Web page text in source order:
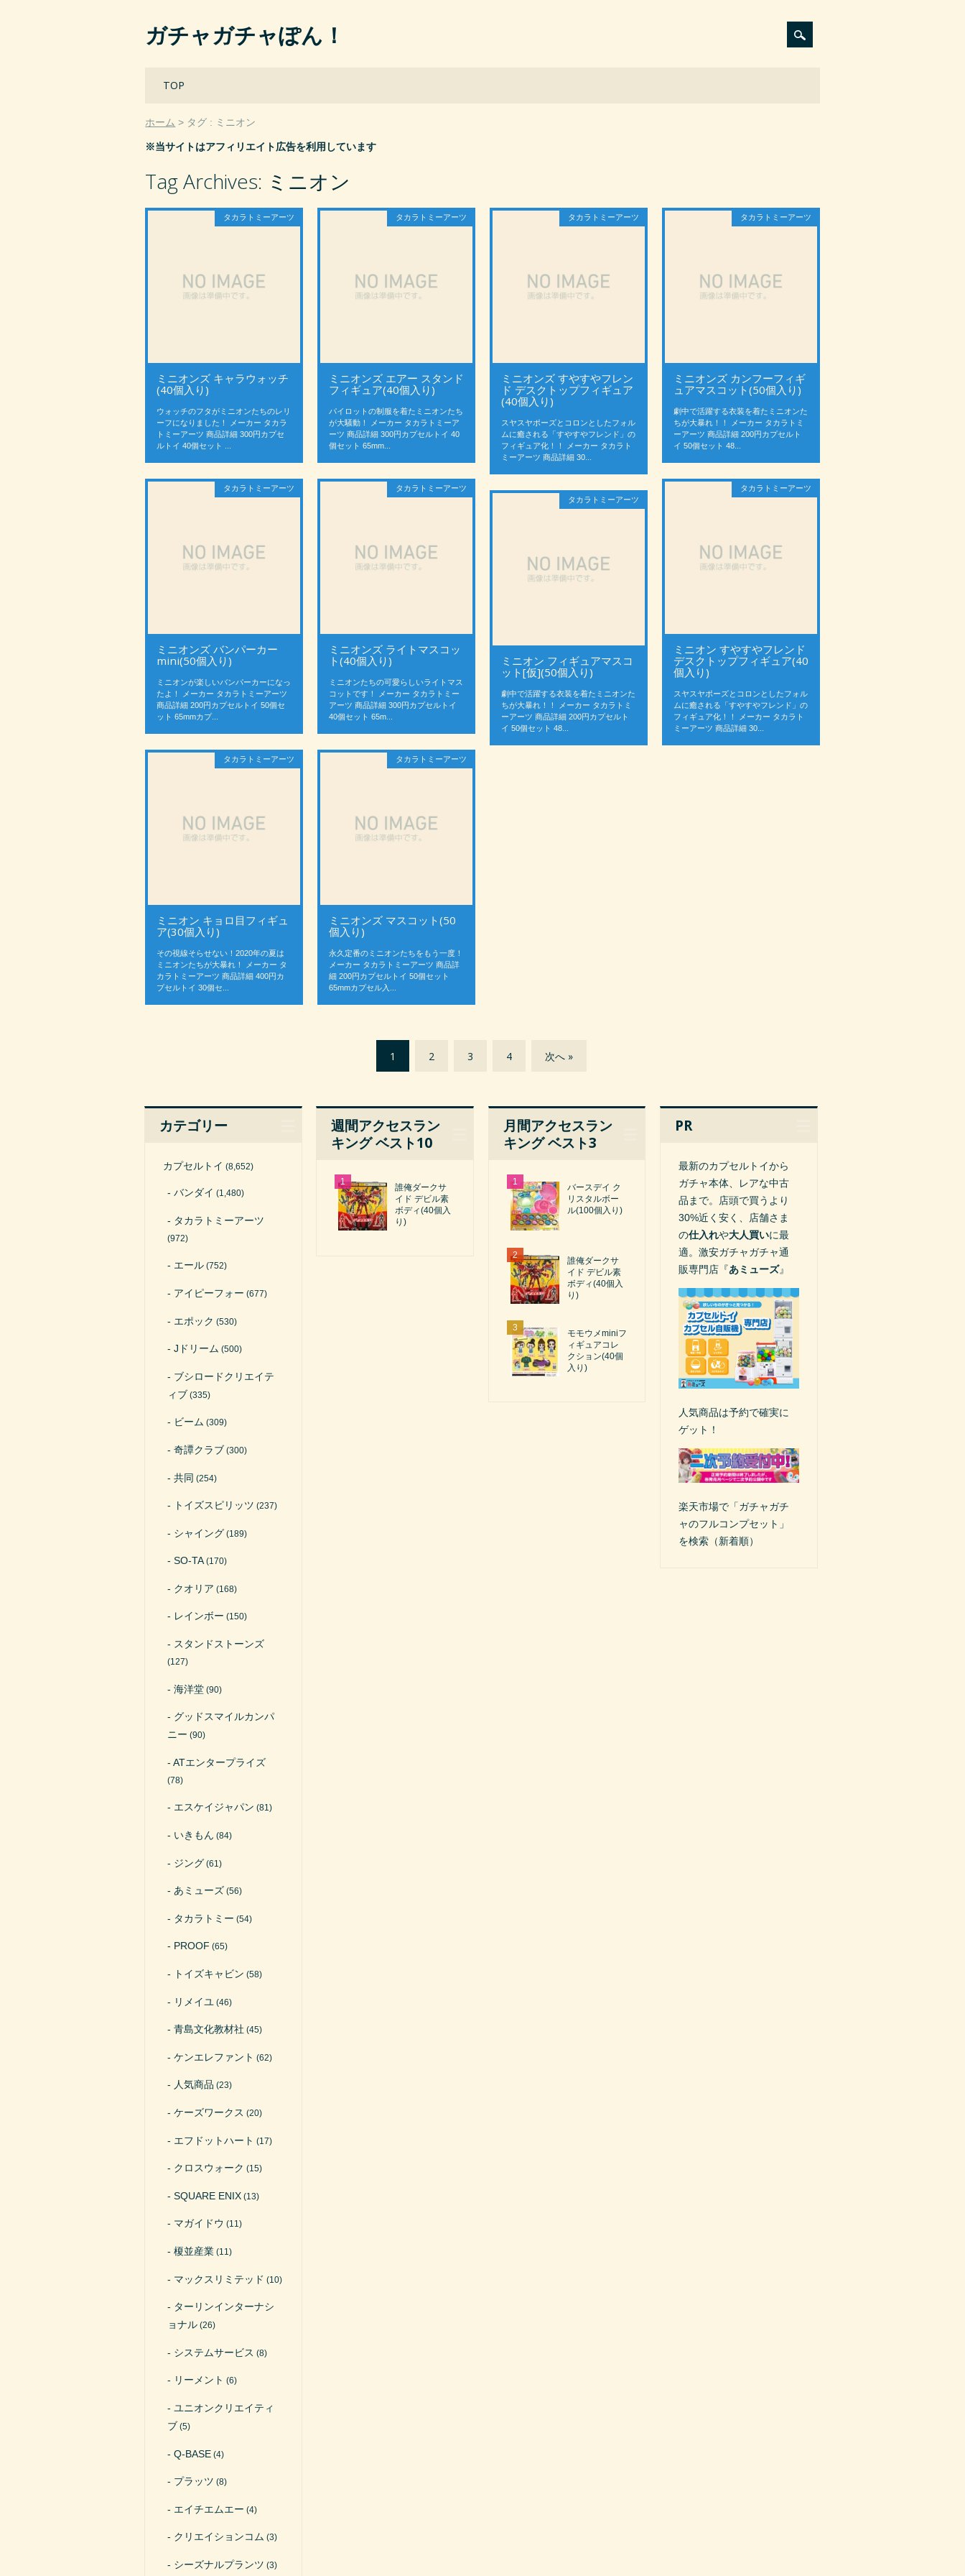
ガチャガチャぽん！
Main menu
TOP
ホーム タグ : ミニオン
※当サイトはアフィリエイト広告を利用しています
Tag Archives: ミニオン
タカラトミーアーツ
ミニオンズ キャラウォッチ
(40個入り)
ウォッチのフタがミニオンたちのレリ
ーフになりました！ メーカー タカラ
トミーアーツ 商品詳細 300円カプセ
ルトイ 40個セット ...
タカラトミーアーツ
ミニオンズ エアー スタンド
フィギュア(40個入り)
パイロットの制服を着たミニオンたち
が大騒動！ メーカー タカラトミーア
ーツ 商品詳細 300円カプセルトイ 40
個セット 65mm...
タカラトミーアーツ
ミニオンズ すやすやフレン
ド デスクトップフィギュア
(40個入り)
スヤスヤポーズとコロンとしたフォル
ムに癒される「すやすやフレンド」の
フィギュア化！！ メーカー タカラト
ミーアーツ 商品詳細 30...
タカラトミーアーツ
ミニオンズ カンフーフィギ
ュアマスコット(50個入り)
劇中で活躍する衣装を着たミニオンた
ちが大暴れ！！ メーカー タカラトミ
ーアーツ 商品詳細 200円カプセルト
イ 50個セット 48...
タカラトミーアーツ
ミニオンズ バンパーカー
mini(50個入り)
ミニオンが楽しいバンパーカーになっ
たよ！ メーカー タカラトミーアーツ
商品詳細 200円カプセルトイ 50個セ
ット 65mmカプ...
タカラトミーアーツ
ミニオンズ ライトマスコッ
ト(40個入り)
ミニオンたちの可愛らしいライトマス
コットです！ メーカー タカラトミー
アーツ 商品詳細 300円カプセルトイ
40個セット 65m...
タカラトミーアーツ
ミニオン すやすやフレンド
デスクトップフィギュア(40
個入り)
スヤスヤポーズとコロンとしたフォル
ムに癒される「すやすやフレンド」の
フィギュア化！！ メーカー タカラト
ミーアーツ 商品詳細 30...
タカラトミーアーツ
ミニオン フィギュアマスコ
ット[仮](50個入り)
劇中で活躍する衣装を着たミニオンた
ちが大暴れ！！ メーカー タカラトミ
ーアーツ 商品詳細 200円カプセルト
イ 50個セット 48...
タカラトミーアーツ
ミニオン キョロ目フィギュ
ア(30個入り)
その視線そらせない！2020年の夏は
ミニオンたちが大暴れ！ メーカー タ
カラトミーアーツ 商品詳細 400円カ
プセルトイ 30個セ...
タカラトミーアーツ
ミニオンズ マスコット(50
個入り)
永久定番のミニオンたちをもう一度！
メーカー タカラトミーアーツ 商品詳
細 200円カプセルトイ 50個セット
65mmカプセル入...
1 2 3 4 次へ »
カテゴリー
カプセルトイ (8,652)
バンダイ (1,480)
タカラトミーアーツ
(972)
エール(752)
アイピーフォー (677)
エポック (530)
Jドリーム (500)
ブシロードクリエイテ
ィブ (335)
ビーム (309)
奇譚クラブ (300)
共同 (254)
トイズスピリッツ (237)
シャイング(189)
SO-TA(170)
クオリア (168)
レインボー (150)
スタンドストーンズ
(127)
海洋堂(90)
グッドスマイルカンパ
ニー (90)
ATエンタープライズ
(78)
エスケイジャパン (81)
いきもん (84)
ジング(61)
あミューズ (56)
タカラトミー (54)
PROOF (65)
トイズキャビン (58)
リメイユ (46)
青島文化教材社 (45)
ケンエレファント (62)
人気商品 (23)
ケーズワークス (20)
エフドットハート (17)
クロスウォーク (15)
SQUARE ENIX(13)
マガイドウ (11)
榎並産業(11)
マックスリミテッド (10)
ターリンインターナシ
ョナル(26)
システムサービス (8)
リーメント (6)
ユニオンクリエイティ
ブ (5)
Q-BASE(4)
プラッツ (8)
エイチエムエー (4)
クリエイションコム (3)
シーズナルプランツ (3)
週間アクセスラン
キング ベスト10
誰俺ダークサ
イド デビル素
ボディ(40個入
り)
月間アクセスラン
キング ベスト3
バースデイ ク
リスタルボー
ル(100個入り)
誰俺ダークサ
イド デビル素
ボディ(40個入
り)
モモウメminiフ
ィギュアコレ
クション(40個
入り)
PR
最新のカプセルトイから
ガチャ本体、レアな中古
品まで。店頭で買うより
30%近く安く、店舗さま
の仕入れや大人買いに最
適。激安ガチャガチャ通
販専門店『あミューズ』
人気商品は予約で確実に
ゲット！
楽天市場で「ガチャガチ
ャのフルコンプセット」
を検索（新着順）